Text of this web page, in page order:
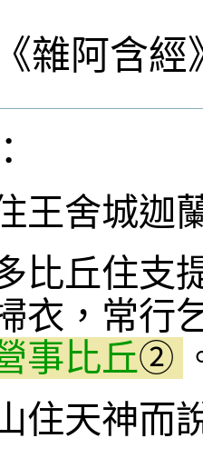
《雜阿含經
王舍城迦
比丘住支
衣，常行
事比丘②
住天神而